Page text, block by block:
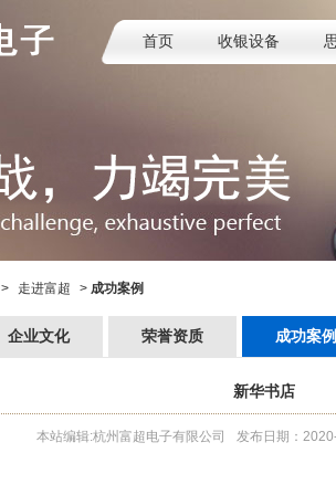
首页 收银设备
> 走进富超 > 成功案例
企业文化 荣誉资质 成功案例
新华书店
本站编辑:杭州富超电子有限公司 发布日期：